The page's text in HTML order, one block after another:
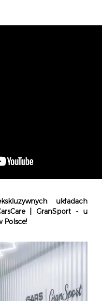
układach
| GranSport - u
Polsce!